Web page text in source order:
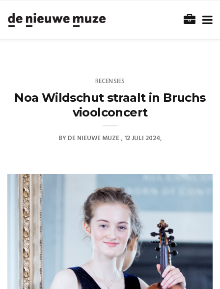
RECENSIES
Noa Wildschut straalt in Bruchs
vioolconcert
BYDE NIEUWE MUZE 12 JULI 2024